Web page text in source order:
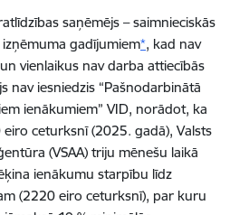
saņēmējs – saimnieciskās
gadījumiem*, kad nav
vienlaikus nav darba attiecībās
nav iesniedzis “Pašnodarbinātā
ienākumiem” VID, norādot, ka
ceturksnī (2025. gadā), Valsts
(VSAA) triju mēnešu laikā
ienākumu starpību līdz
(2220 eiro ceturksnī), par kuru